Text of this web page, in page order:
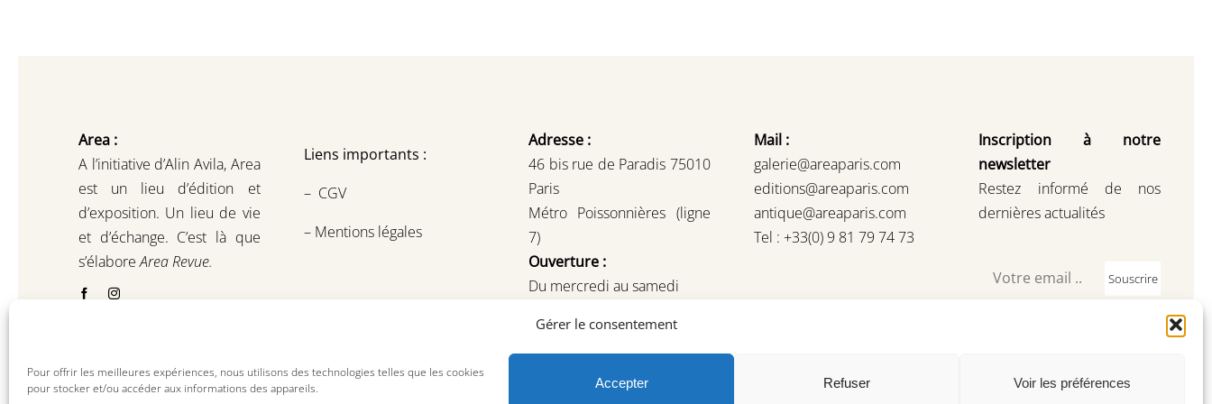
Gérer le consentement
Pour offrir les meilleures expériences, nous utilisons des technologies telles que les cookies
pour stocker et/ou accéder aux informations des appareils.
Accepter Refuser Voir les préférences
Area :
A l’initiative d’Alin Avila, Area
est un lieu d’édition et
d’exposition. Un lieu de vie
et d’échange. C’est là que
s’élaboreArea Revue.
Liens importants :
– CGV
–Mentions légales
Adresse :
46 bis rue de Paradis 75010
Paris
Métro Poissonnières (ligne
7)
Ouverture :
Du mercredi au samedi
ou sur rendez-vous
Mail :
galerie@areaparis.com
editions@areaparis.com
antique@areaparis.com
Tel : +33(0) 9 81 79 74 73
Inscription à notre
newsletter
Restez informé de nos
dernières actualités
Souscrire